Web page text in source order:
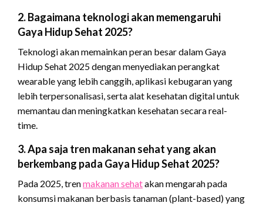
2. Bagaimana teknologi akan memengaruhi
Gaya Hidup Sehat 2025?
Teknologi akan memainkan peran besar dalam Gaya
Hidup Sehat 2025 dengan menyediakan perangkat
wearable yang lebih canggih, aplikasi kebugaran yang
lebih terpersonalisasi, serta alat kesehatan digital untuk
memantau dan meningkatkan kesehatan secara real-
time.
3. Apa saja tren makanan sehat yang akan
berkembang pada Gaya Hidup Sehat 2025?
Pada 2025, trenmakanan sehatakan mengarah pada
konsumsi makanan berbasis tanaman (plant-based) yang